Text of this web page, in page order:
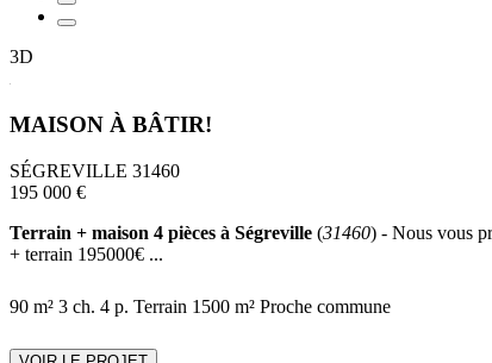
3D
MAISON À BÂTIR!
SÉGREVILLE 31460
195 000 €
Terrain + maison 4 pièces à Ségreville (31460) - Nous vous
+ terrain 195000€ ...
90 m² 3 ch. 4 p. Terrain 1500 m² Proche commune